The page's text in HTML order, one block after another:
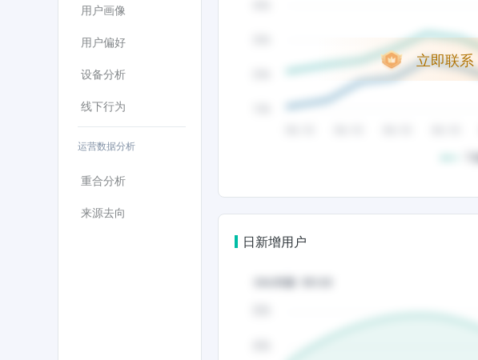
用户画像
用户偏好
设备分析
线下行为
运营数据分析
重合分析
来源去向
立即联
日新增用户